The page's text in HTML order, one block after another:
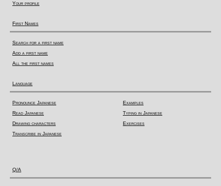
Your profile
First Names
Search for a first name
Add a first name
All the first names
Language
Pronounce Japanese
Read Japanese
Drawing characters
Transcribe in Japanese
Examples
Typing in Japanese
Exercises
Q/A